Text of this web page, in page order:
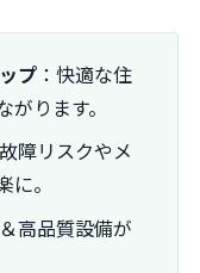
プ ：快適な住
ります。
障リスクやメ
。
高品質設備が